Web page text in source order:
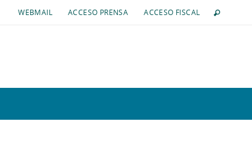
WEBMAIL ACCESO PRENSA ACCESO FISCAL